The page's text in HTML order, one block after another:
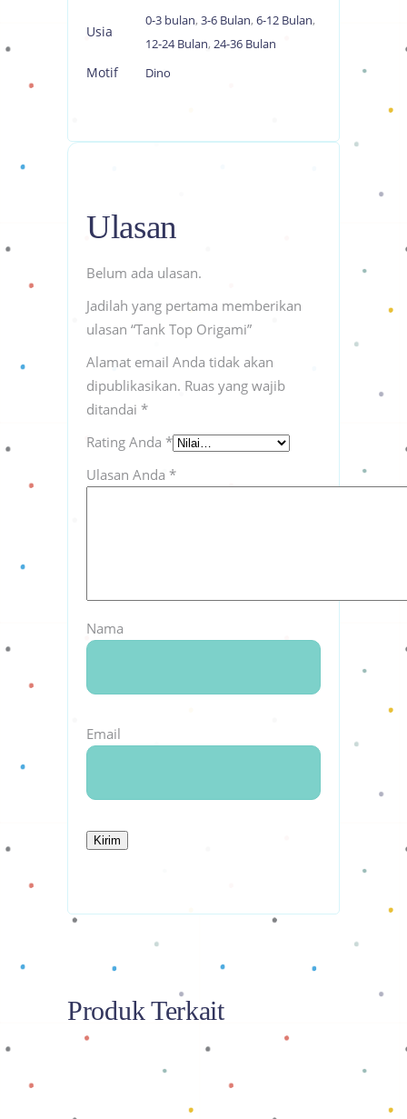
Usia
0-3 bulan, 3-6 Bulan, 6-12 Bulan,
12-24 Bulan, 24-36 Bulan
Motif Dino
Ulasan
Belum ada ulasan.
Jadilah yang pertama memberikan
ulasan “Tank Top Origami”
Alamat email Anda tidak akan
dipublikasikan. Ruas yang wajib
ditandai *
Rating Anda *
Ulasan Anda *
Nama
Email
Produk Terkait